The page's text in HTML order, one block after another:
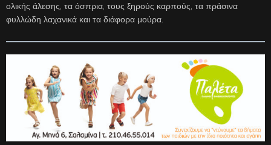
ολικής άλεσης, τα όσπρια, τους ξηρούς καρπούς, τα πράσινα
φυλλώδη λαχανικά και τα διάφορα μούρα.